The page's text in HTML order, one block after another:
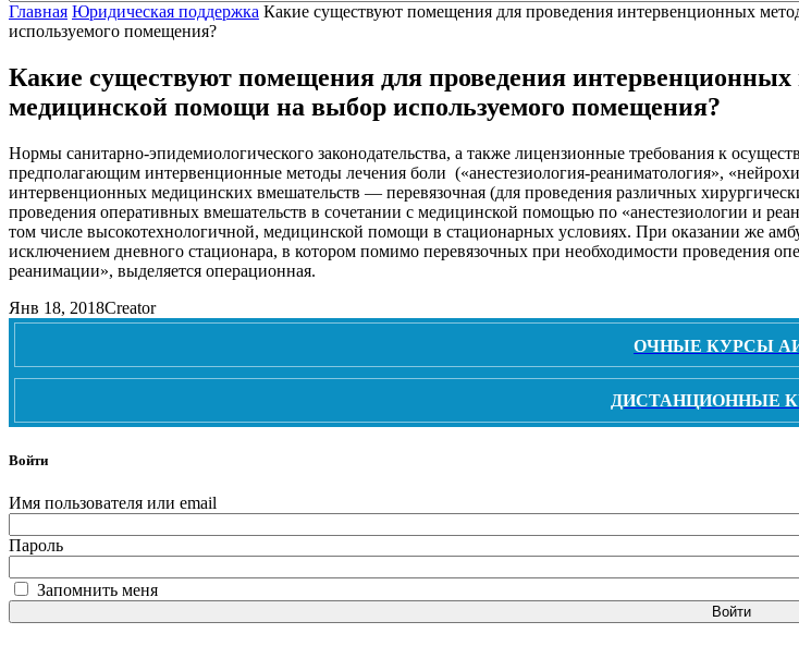
Главная Юридическая поддержка Какие существуют помещения для проведения интервенционных
используемого помещения?
Какие существуют помещения для проведения
медицинской помощи на выбор используемого помещения?
Нормы санитарно-эпидемиологического законодательства, а также лицензионные требования к
предполагающим интервенционные методы лечения боли («анестезиология-реаниматология»,
интервенционных медицинских вмешательств — перевязочная (для проведения различных
проведения оперативных вмешательств в сочетании с медицинской помощью по «анестезиологии и
том числе высокотехнологичной, медицинской помощи в стационарных условиях. При оказании же
исключением дневного стационара, в котором помимо перевязочных при необходимости проведения
реанимации», выделяется операционная.
Янв 18, 2018Creator
ОЧНЫЕ КУРСЫ
ДИСТАНЦИОННЫЕ
Войти
Имя пользователя или email
Пароль
Запомнить меня
Войти